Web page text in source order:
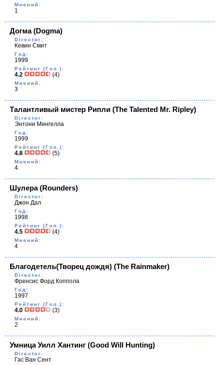
Мнений:
1
Догма(Dogma)
Director:
Кевин Смит
Год:
1999
Рейтинг (Гол.):
4.2 (4)
Мнений:
3
Талантливый мистер Рипли (The Talented Mr. Ripley)
Director:
Энтони Мингелла
Год:
1999
Рейтинг (Гол.):
4.8 (5)
Мнений:
4
Шулера(Rounders)
Director:
Джон Дал
Год:
1998
Рейтинг (Гол.):
4.5 (4)
Мнений:
4
Благодетель(Творец дождя) (The Rainmaker)
Director:
Френсис Форд Коппола
Год:
1997
Рейтинг (Гол.):
4.0 (3)
Мнений:
2
Умница Уилл Хантинг (Good Will Hunting)
Director:
Гас Ван Сент